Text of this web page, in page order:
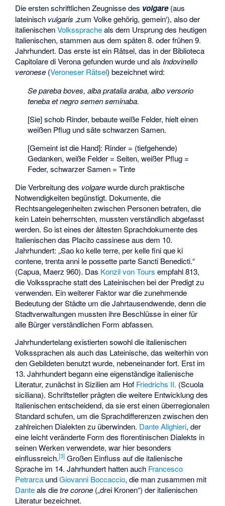
Die ersten schriftlichen Zeugnisse des volgare(aus
lateinisch vulgaris ‚zum Volke gehörig, gemein‘), also der
italienischenVolksspracheals dem Ursprung des heutigen
Italienischen, stammen aus dem späten 8. oder frühen 9.
Jahrhundert. Das erste ist ein Rätsel, das in der Biblioteca
Capitolare di Veronagefunden wurde und alsIndovinello
veronese (Veroneser Rätsel) bezeichnet wird:
Se pareba boves, alba pratalia araba, albo versorio
teneba et negro semen seminaba.
[Sie] schob Rinder, bebaute weiße Felder, hielt einen
weißen Pflug und säte schwarzen Samen.
[Gemeint ist die Hand]: Rinder = (tiefgehende)
Gedanken, weiße Felder = Seiten, weißer Pflug =
Feder, schwarzer Samen = Tinte
Die Verbreitung des volgarewurde durch praktische
Notwendigkeiten begünstigt. Dokumente, die
Rechtsangelegenheiten zwischen Personen betrafen, die
kein Latein beherrschten, mussten verständlich abgefasst
werden. So ist eines der ältesten Sprachdokumente des
Italienischen das Placito cassineseaus dem 10.
Jahrhundert: „Sao ko kelle terre, per kelle fini que ki
contene, trenta anni le possette parte Sancti Benedicti.“
(Capua, Maerz 960). Das Konzil von Tours empfahl 813,
die Volkssprache statt des Lateinischen bei der Predigt zu
verwenden. Ein weiterer Faktor war die zunehmende
Bedeutung der Städte um die Jahrtausendwende, denn die
Stadtverwaltungen mussten ihre Beschlüsse in einer für
alle Bürger verständlichen Form abfassen.
Jahrhundertelang existierten sowohl die italienischen
Volkssprachen als auch das Lateinische, das weiterhin von
den Gebildeten benutzt wurde, nebeneinander fort. Erst im
13. Jahrhundert begann eine eigenständige italienische
Literatur, zunächst in Sizilien am Hof Friedrichs II. (Scuola
siciliana). Schriftsteller prägten die weitere Entwicklung des
Italienischen entscheidend, da sie erst einen überregionalen
Standard schufen, um die Sprachdifferenzen zwischen den
zahlreichen Dialekten zu überwinden. Dante Alighieri, der
eine leicht veränderte Form des florentinischen Dialekts in
seinen Werken verwendete, war hier besonders
einflussreich.[3] Großen Einfluss auf die italienische
Sprache im 14. Jahrhundert hatten auch Francesco
Petrarca undGiovanni Boccaccio, die man zusammen mit
Danteals dietre corone („drei Kronen“) der italienischen
Literatur bezeichnet.